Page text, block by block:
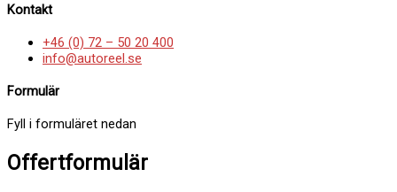
Kontakt
+46 (0) 72 – 50 20 400
info@autoreel.se
Formulär
Fyll i formuläret nedan
Offertformulär